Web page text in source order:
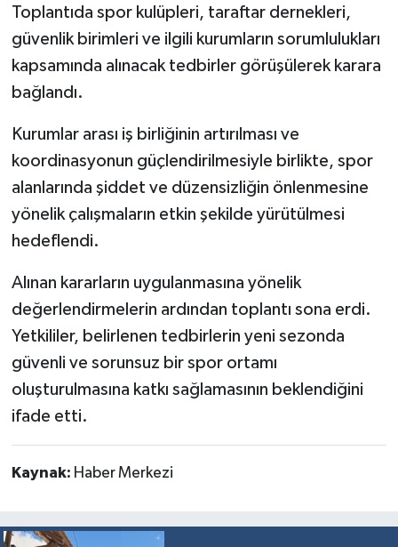
Toplantıda spor kulüpleri, taraftar dernekleri,
güvenlik birimleri ve ilgili kurumların sorumlulukları
kapsamında alınacak tedbirler görüşülerek karara
bağlandı.
Kurumlar arası iş birliğinin artırılması ve
koordinasyonun güçlendirilmesiyle birlikte, spor
alanlarında şiddet ve düzensizliğin önlenmesine
yönelik çalışmaların etkin şekilde yürütülmesi
hedeflendi.
Alınan kararların uygulanmasına yönelik
değerlendirmelerin ardından toplantı sona erdi.
Yetkililer, belirlenen tedbirlerin yeni sezonda
güvenli ve sorunsuz bir spor ortamı
oluşturulmasına katkı sağlamasının beklendiğini
ifade etti.
Kaynak: Haber Merkezi